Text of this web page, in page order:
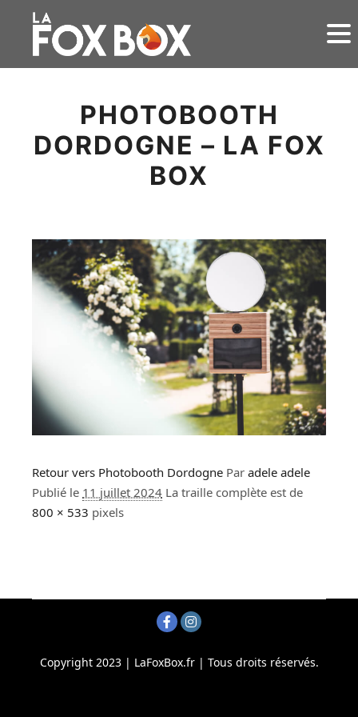
PHOTOBOOTH
DORDOGNE – LA FOX
BOX
Retour vers Photobooth Dordogne Par adele adele
Publié le 11 juillet 2024 La traille complète est de
800 × 533 pixels
Copyright 2023 | LaFoxBox.fr | Tous droits réservés.